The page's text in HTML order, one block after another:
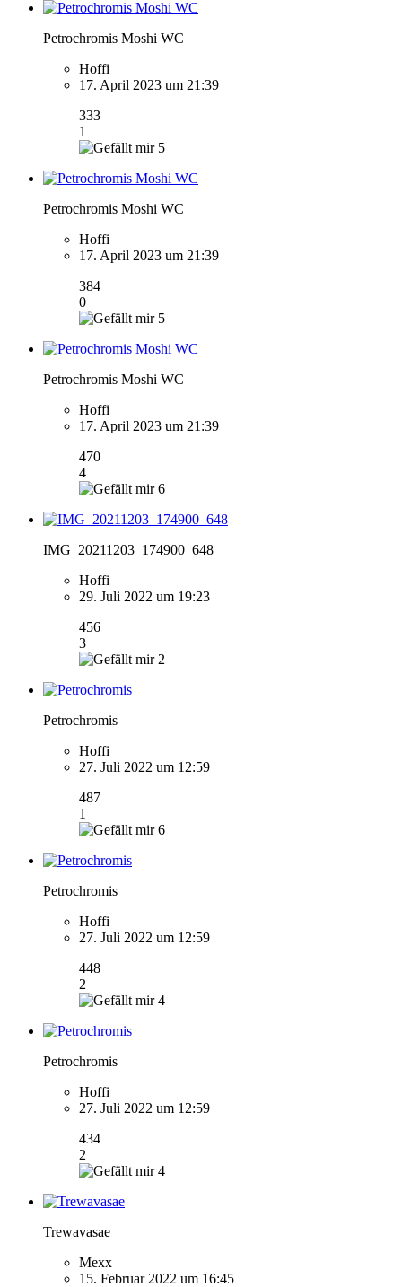
Petrochromis Moshi WC
Hoffi
17. April 2023 um 21:39
333
1
5
Petrochromis Moshi WC
Hoffi
17. April 2023 um 21:39
384
0
5
Petrochromis Moshi WC
Hoffi
17. April 2023 um 21:39
470
4
6
IMG_20211203_174900_648
Hoffi
29. Juli 2022 um 19:23
456
3
2
Petrochromis
Hoffi
27. Juli 2022 um 12:59
487
1
6
Petrochromis
Hoffi
27. Juli 2022 um 12:59
448
2
4
Petrochromis
Hoffi
27. Juli 2022 um 12:59
434
2
4
Trewavasae
Mexx
15. Februar 2022 um 16:45